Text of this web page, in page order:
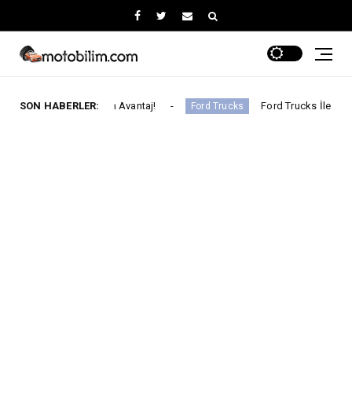
SON HABERLER:
Uygun Avantaj! Ford Trucks Ford Trucks İle Iveco Geliştirilecek